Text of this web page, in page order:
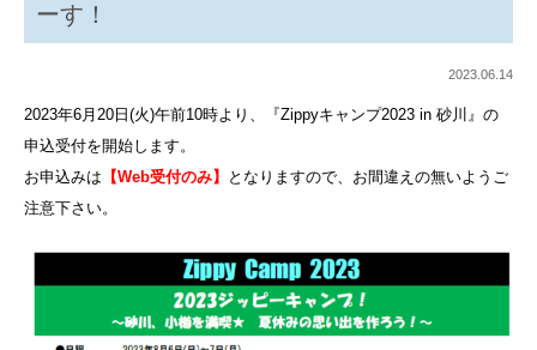
ーす！
2023.06.14
2023年6月20日(火)午前10時より、『Zippyキャンプ2023 in 砂川』の
申込受付を開始します。
お申込みは 【Web受付のみ】
となりますので、お間違えの無いようご
注意下さい。